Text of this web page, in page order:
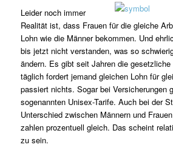
Leider noch immer
Realität ist, dass Frauen für die gleiche
Lohn wie die Männer bekommen. Und
bis jetzt nicht verstanden, was so
ändern. Es gibt seit Jahren die
täglich fordert jemand gleichen Lohn für
passiert nichts. Sogar bei Versicherungen
sogenannten Unisex-Tarife. Auch bei der
Unterschied zwischen Männern und
zahlen prozentuell gleich. Das scheint
zu sein.